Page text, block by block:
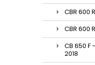
CBR 600
CBR 600
CB 650 F
2018